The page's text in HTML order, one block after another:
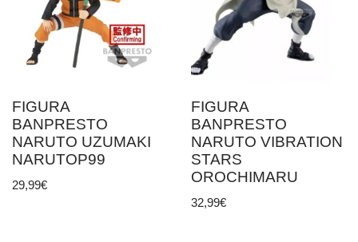
FIGURA
BANPRESTO
NARUTO UZUMAKI
NARUTOP99
29,99€
FIGURA
BANPRESTO
NARUTO VIBRATION
STARS
OROCHIMARU
32,99€